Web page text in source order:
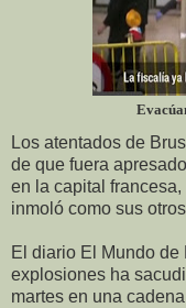
Los atentados de
de que fuera
en la capital
inmoló como sus
El diario El Mundo de
explosiones ha
martes en una